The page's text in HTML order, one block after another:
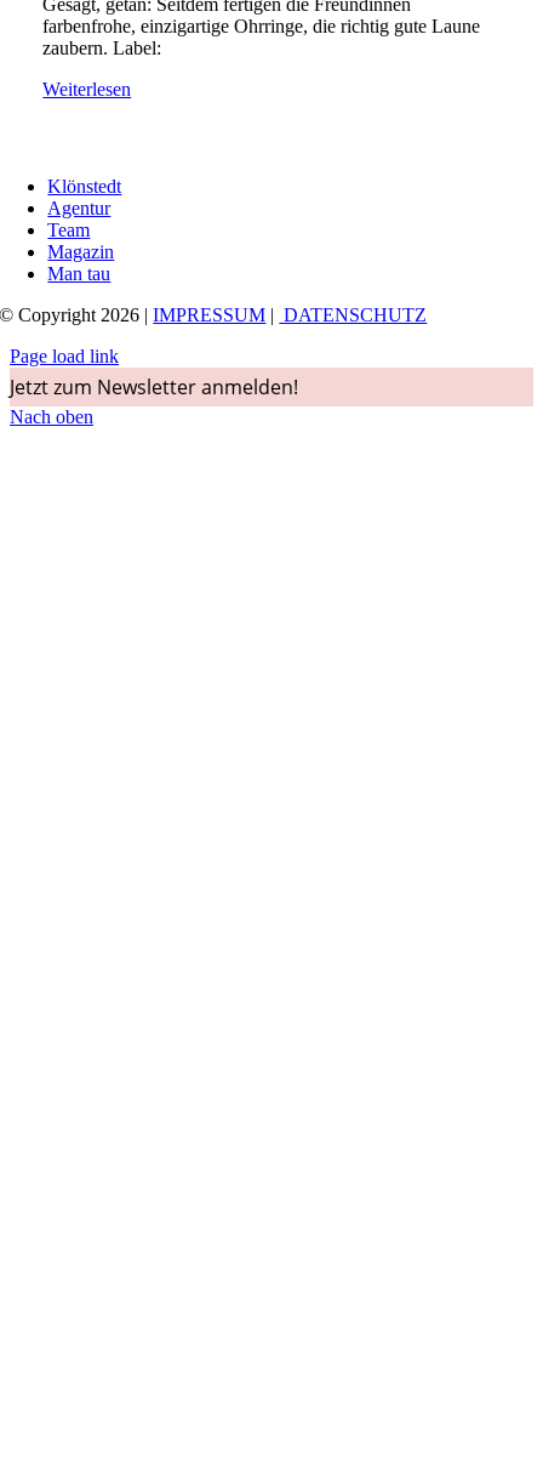
farbenfrohe, einzigartige Ohrringe, die richtig gute Laune
zaubern. Label:
Weiterlesen
Klönstedt
Agentur
Team
Magazin
Man tau
© Copyright 2026 |IMPRESSUM | DATENSCHUTZ
Page load link
Jetzt zum Newsletter anmelden!
Nach oben